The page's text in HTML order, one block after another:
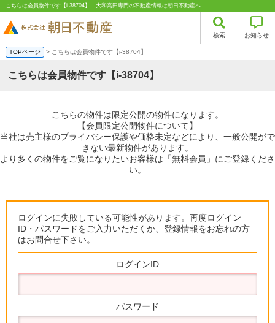
こちらは会員物件です【i-38704】｜大和高田専門の不動産情報は朝日不動産へ
検索 お知らせ
TOPページ > こちらは会員物件です【i-38704】
こちらは会員物件です【i-38704】
こちらの物件は限定公開の物件になります。
【会員限定公開物件について】
当社は売主様のプライバシー保護や価格未定などにより、一般公開がで
きない最新物件があります。
より多くの物件をご覧になりたいお客様は「無料会員」にご登録くださ
い。
ログインに失敗している可能性があります。再度ログイン
ID・パスワードをご入力いただくか、登録情報をお忘れの方
はお問合せ下さい。
ログインID
パスワード